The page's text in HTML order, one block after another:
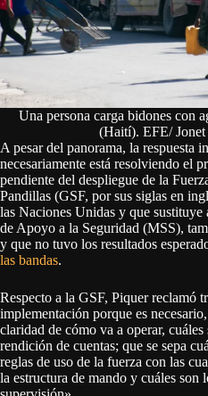
Una persona carga bidones con
(Haití). EFE/
A pesar del panorama, la respuesta
necesariamente está resolviendo el
pendiente del despliegue de la
Pandillas (GSF, por sus siglas en
las Naciones Unidas y que
de Apoyo a la Seguridad (MSS),
y que no tuvo los resultados
las bandas.
Respecto a la GSF, Piquer reclamó
implementación porque es
claridad de cómo va a operar,
rendición de cuentas; que se sepa
reglas de uso de la fuerza con las
la estructura de mando y cuáles son